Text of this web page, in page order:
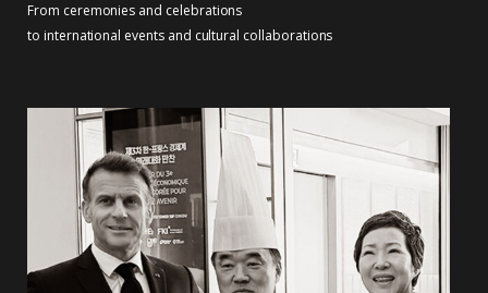
From ceremonies and celebrations
to international events and cultural collaborations